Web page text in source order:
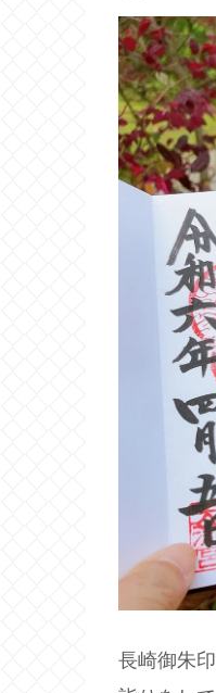
長崎御朱